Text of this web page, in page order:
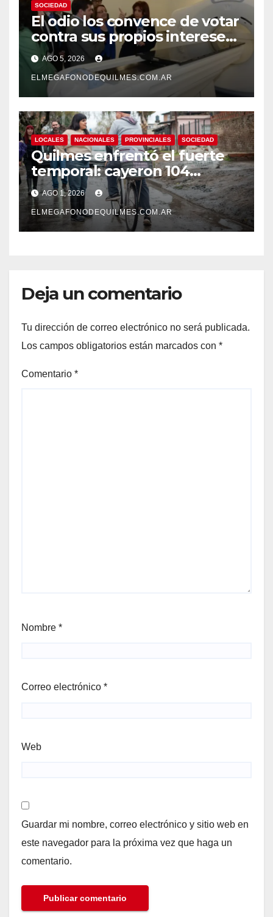
SOCIEDAD
El odio los convence de votar
contra sus propios intereses.
Una Sociedad atrapada en la
grieta
AGO 5, 2026
ELMEGAFONODEQUILMES.COM.AR
LOCALES NACIONALES PROVINCIALES SOCIEDAD
Quilmes enfrentó el fuerte
temporal: cayeron 104
milímetros de lluvia en 24
horas.
AGO 1, 2026
ELMEGAFONODEQUILMES.COM.AR
Deja un comentario
Tu dirección de correo electrónico no será publicada.
Los campos obligatorios están marcados con *
Comentario *
Nombre *
Correo electrónico *
Web
Guardar mi nombre, correo electrónico y sitio web en
este navegador para la próxima vez que haga un
comentario.